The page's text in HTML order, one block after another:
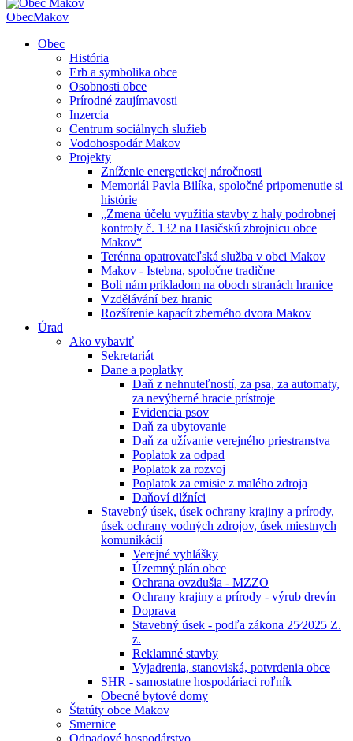
ObecMakov
Obec
História
Erb a symbolika obce
Osobnosti obce
Prírodné zaujímavosti
Inzercia
Centrum sociálnych služieb
Vodohospodár Makov
Projekty
Zníženie energetickej náročnosti
Memoriál Pavla Bilíka, spoločné pripomenutie si
histórie
„Zmena účelu využitia stavby z haly podrobnej
kontroly č. 132 na Hasičskú zbrojnicu obce
Makov“
Terénna opatrovateľská služba v obci Makov
Makov - Istebna, spoločne tradične
Boli nám príkladom na oboch stranách hranice
Vzdělávání bez hranic
Rozšírenie kapacít zberného dvora Makov
Úrad
Ako vybaviť
Sekretariát
Dane a poplatky
Daň z nehnuteľností, za psa, za automaty,
za nevýherné hracie prístroje
Evidencia psov
Daň za ubytovanie
Daň za užívanie verejného priestranstva
Poplatok za odpad
Poplatok za rozvoj
Poplatok za emisie z malého zdroja
Daňoví dlžníci
Stavebný úsek, úsek ochrany krajiny a prírody,
úsek ochrany vodných zdrojov, úsek miestnych
komunikácií
Verejné vyhlášky
Územný plán obce
Ochrana ovzdušia - MZZO
Ochrany krajiny a prírody - výrub drevín
Doprava
Stavebný úsek - podľa zákona 25⁄2025 Z.
z.
Reklamné stavby
Vyjadrenia, stanoviská, potvrdenia obce
SHR - samostatne hospodáriaci roľník
Obecné bytové domy
Štatúty obce Makov
Smernice
Odpadové hospodárstvo